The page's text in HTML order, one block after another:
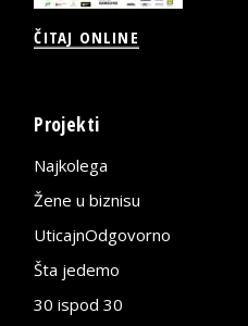
ČITAJ ONLINE
Projekti
Najkolega
Žene u biznisu
UticajnOdgovorno
Šta jedemo
30 ispod 30